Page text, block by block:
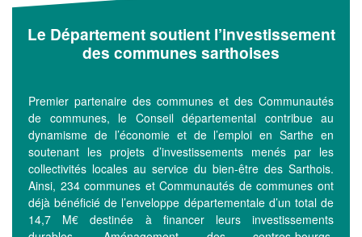
Développement des territoires,
agriculture, développement durable et
transition énergétique
Infrastructures routières, mobilités et
réseaux électriques
Jeunesse, éducation, citoyenneté et
enseignement supérieur
Culture, sport, tourisme et patrimoine
Le Département soutient l’investissement
des communes sarthoises
Premier partenaire des communes et des Communautés
de communes, le Conseil départemental contribue au
dynamisme de l’économie et de l’emploi en Sarthe en
soutenant les projets d’investissements menés par les
collectivités locales au service du bien-être des Sarthois.
Ainsi, 234 communes et Communautés de communes ont
déjà bénéficié de l’enveloppe départementale d’un total de
14,7 M€ destinée à financer leurs investissements